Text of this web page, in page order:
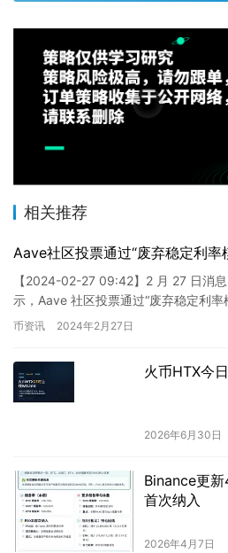
相关推荐
Aave社区投票通过“废弃稳定利率
【2024-02-27 09:42】2 月 27 日消
示，Aave 社区投票通过“废弃稳定利率
议彻底淘汰 Aave…
币资讯 2024年2月27日
火币HTX今
2026年6月30日
Binance更
首次纳入
2026年4月7日